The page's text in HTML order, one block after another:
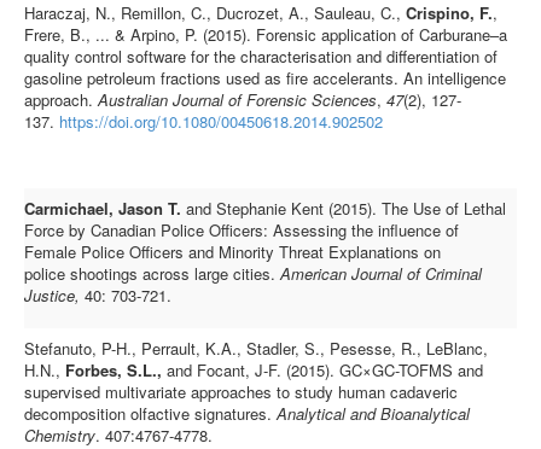
Haraczaj, N., Remillon, C., Ducrozet, A., Sauleau, C., Crispino, F.,
Frere, B., ... & Arpino, P. (2015). Forensic application of Carburane–a
quality control software for the characterisation and differentiation of
gasoline petroleum fractions used as fire accelerants. An intelligence
approach.Australian Journal of Forensic Sciences, 47(2), 127-
137. https://doi.org/10.1080/00450618.2014.902502
Carmichael, Jason T. and Stephanie Kent (2015). The Use of Lethal
Force by Canadian Police Officers: Assessing the influence of
Female Police Officers and Minority Threat Explanations on
police shootings across large cities.American Journal of Criminal
Justice, 40: 703-721.
Stefanuto, P-H., Perrault, K.A., Stadler, S., Pesesse, R., LeBlanc,
H.N., Forbes, S.L., and Focant, J-F. (2015). GC×GC-TOFMS and
supervised multivariate approaches to study human cadaveric
decomposition olfactive signatures.Analytical and Bioanalytical
Chemistry. 407:4767-4778.